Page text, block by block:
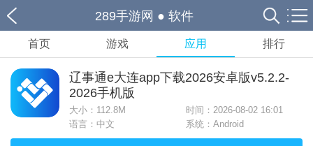
289手游网 ● 软件
首页 游戏 应用 排行
辽事通e大连app下载2026安卓版v5.2.2-
2026手机版
大小： 112.8M
时间：2026-08-02 16:01
语言：中文
系统：Android